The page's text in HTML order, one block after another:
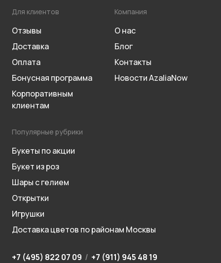
Для клиентов
Отзывы
Доставка
Оплата
Бонусная программа
Корпоративным
клиентам
Компания
О нас
Блог
Контакты
Новости AzaliaNow
Популярные рубрики
Букеты по акции
Букет из роз
Шары с гелием
Открытки
Игрушки
Доставка цветов по районам Москвы
+7 (495) 822 07 09 / +7 (911) 945 48 19